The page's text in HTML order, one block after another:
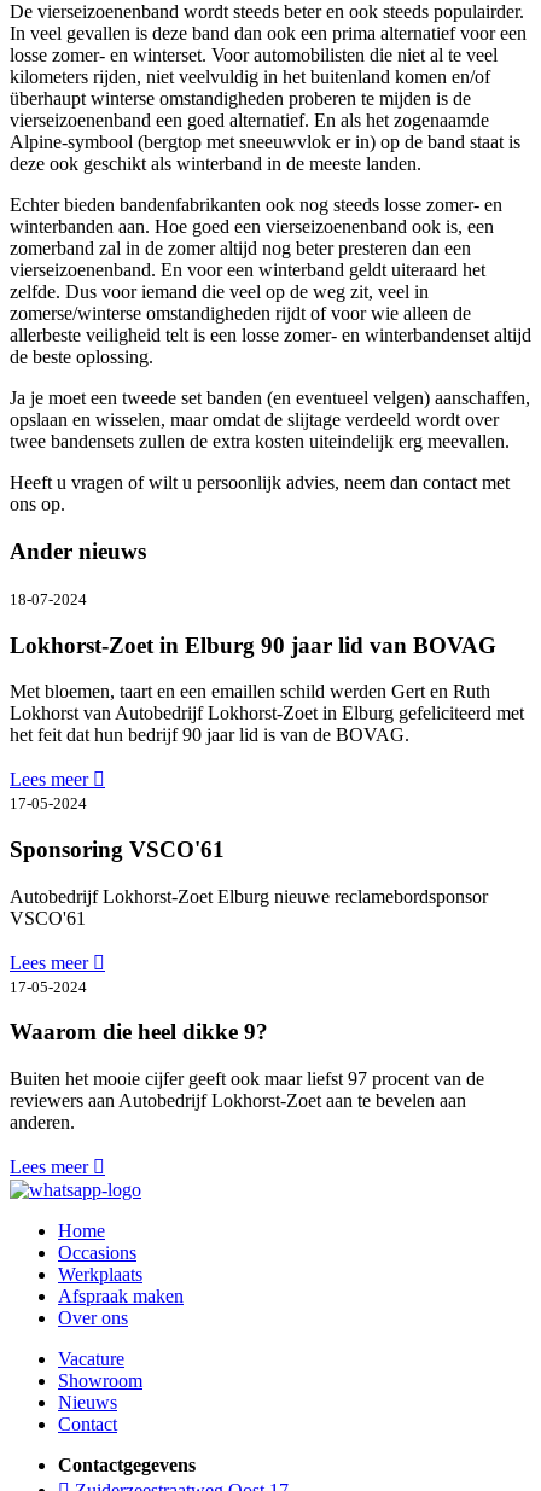
De vierseizoenenband wordt steeds beter en ook steeds populairder.
In veel gevallen is deze band dan ook een prima alternatief voor een
losse zomer- en winterset. Voor automobilisten die niet al te veel
kilometers rijden, niet veelvuldig in het buitenland komen en/of
überhaupt winterse omstandigheden proberen te mijden is de
vierseizoenenband een goed alternatief. En als het zogenaamde
Alpine-symbool (bergtop met sneeuwvlok er in) op de band staat is
deze ook geschikt als winterband in de meeste landen.
Echter bieden bandenfabrikanten ook nog steeds losse zomer- en
winterbanden aan. Hoe goed een vierseizoenenband ook is, een
zomerband zal in de zomer altijd nog beter presteren dan een
vierseizoenenband. En voor een winterband geldt uiteraard het
zelfde. Dus voor iemand die veel op de weg zit, veel in
zomerse/winterse omstandigheden rijdt of voor wie alleen de
allerbeste veiligheid telt is een losse zomer- en winterbandenset altijd
de beste oplossing.
Ja je moet een tweede set banden (en eventueel velgen) aanschaffen,
opslaan en wisselen, maar omdat de slijtage verdeeld wordt over
twee bandensets zullen de extra kosten uiteindelijk erg meevallen.
Heeft u vragen of wilt u persoonlijk advies, neem dan contact met
ons op.
Ander nieuws
18-07-2024
Lokhorst-Zoet in Elburg 90 jaar lid van BOVAG
Met bloemen, taart en een emaillen schild werden Gert en Ruth
Lokhorst van Autobedrijf Lokhorst-Zoet in Elburg gefeliciteerd met
het feit dat hun bedrijf 90 jaar lid is van de BOVAG.
Lees meer
17-05-2024
Sponsoring VSCO'61
Autobedrijf Lokhorst-Zoet Elburg nieuwe reclamebordsponsor
VSCO'61
Lees meer
17-05-2024
Waarom die heel dikke 9?
Buiten het mooie cijfer geeft ook maar liefst 97 procent van de
reviewers aan Autobedrijf Lokhorst-Zoet aan te bevelen aan
anderen.
Lees meer
Home
Occasions
Werkplaats
Afspraak maken
Over ons
Vacature
Showroom
Nieuws
Contact
Contactgegevens